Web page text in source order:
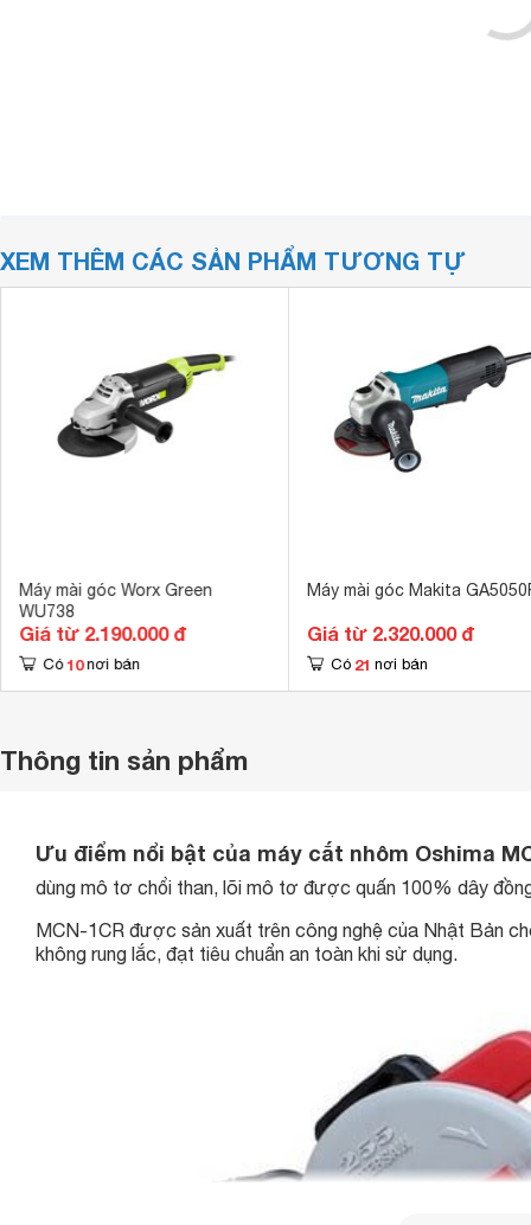
XEM THÊM CÁC SẢN PHẨM TƯƠNG TỰ
Máy mài góc Worx Green
WU738
Giá từ 2.190.000 đ
Có 10 nơi bán
Máy mài góc Makita
Giá từ 2.320.000 đ
Có 21 nơi bán
Thông tin sản phẩm
Ưu điểm nổi bật của máy cắt nhôm Oshima
dùng mô tơ chổi than, lõi mô tơ được quấn 100% dây
MCN-1CR được sản xuất trên công nghệ của Nhật Bản
không rung lắc, đạt tiêu chuẩn an toàn khi sử dụng.